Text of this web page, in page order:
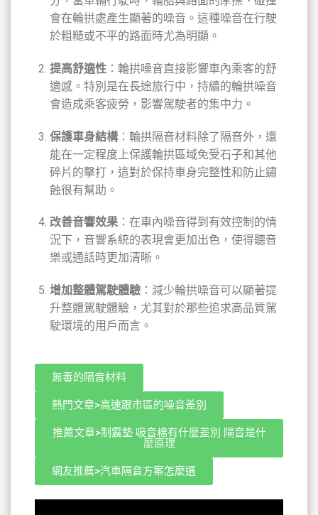
會在輪拱處產生顯著的噪音。這種噪音在行駛
於粗糙或不平的路面時尤為明顯。
提高舒適性：輪拱噪音直接影響車內乘客的舒
適感。特別是在長途旅行中，持續的輪拱噪音
會造成乘客疲勞，影響駕駛者的集中力。
保護車身結構：輪拱隔音材料除了隔音外，還
能在一定程度上保護輪拱區域免受石子和其他
碎片的擊打，這對於保持車身完整性和防止鏽
蝕很有幫助。
改善音響效果：在車內噪音得到有效控制的情
況下，音響系統的表現會更加出色，使得聽音
樂或通話時更加清晰。
增加整體駕駛體驗：減少輪拱噪音可以顯著提
升整體駕駛體驗，尤其對於那些追求高品質駕
駛環境的用戶而言。
無毒的隔音材料
熱門文章>高速跟市區的噪音差別
推薦文章>制震墊 吸音棉有什麼差別 隔音是什
麼原理
網友推薦>汽車隔音方案怎麼選